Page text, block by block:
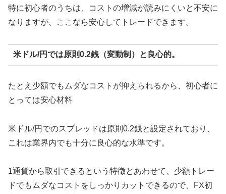
特に初心者のうちは、コストの増減が読みにくいと不安に
なりますが、ここなら安心してトレードできます。
米ドル/円では原則0.2銭（変動制）と良心的。
たとえ少額でもムダなコストが抑えられるから、初心者に
とっては安心材料
米ドル/円でのスプレッドは原則0.2銭と設定されており、
これは業界内でも十分に良心的な水準です。
1通貨から取引できるという特徴とあわせて、少額トレー
ドでもムダなコストをしっかりカットできるので、FX初